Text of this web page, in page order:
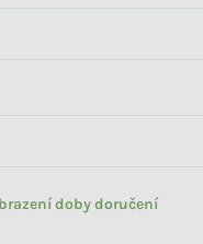
doby doručení